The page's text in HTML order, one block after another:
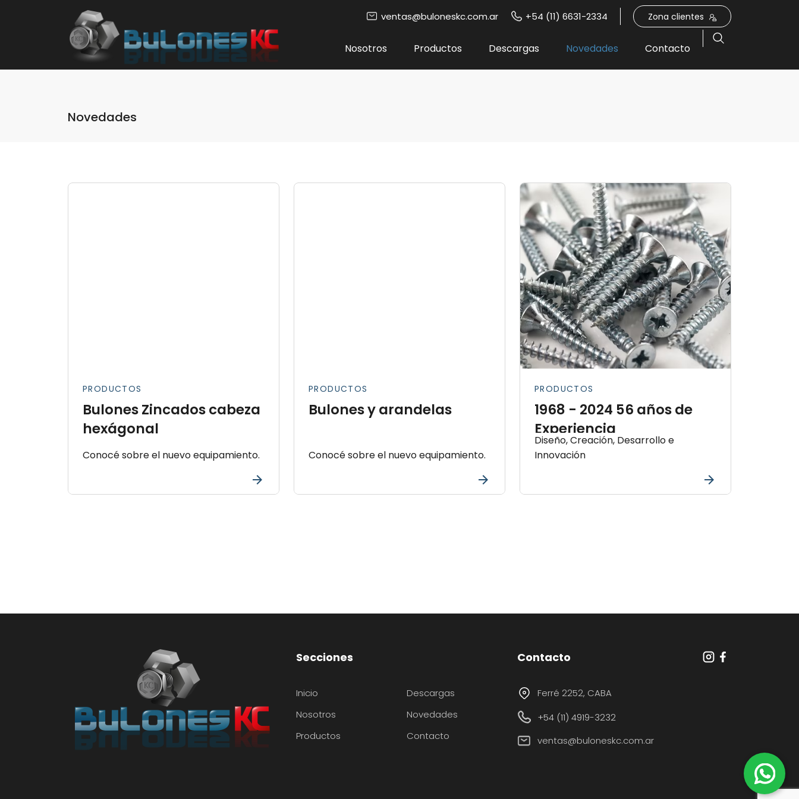
ventas@buloneskc.com.ar +54 (11) 6631-2334 Zona clientes
Nosotros Productos Descargas Novedades Contacto
Novedades
PRODUCTOS
Bulones Zincados cabeza
hexágonal
Conocé sobre el nuevo equipamiento.
PRODUCTOS
Bulones y arandelas
Conocé sobre el nuevo equipamiento.
PRODUCTOS
1968 - 2024 56 años de
Experiencia
Diseño, Creación, Desarrollo e
Innovación
Secciones
Inicio
Nosotros
Productos
Descargas
Novedades
Contacto
Contacto
Ferré 2252, CABA
+54 (11) 4919-3232
ventas@buloneskc.com.ar